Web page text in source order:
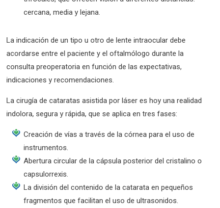
cercana, media y lejana.
La indicación de un tipo u otro de lente intraocular debe
acordarse entre el paciente y el oftalmólogo durante la
consulta preoperatoria en función de las expectativas,
indicaciones y recomendaciones.
La cirugía de cataratas asistida por láser es hoy una realidad
indolora, segura y rápida, que se aplica en tres fases:
Creación de vías a través de la córnea para el uso de
instrumentos.
Abertura circular de la cápsula posterior del cristalino o
capsulorrexis.
La división del contenido de la catarata en pequeños
fragmentos que facilitan el uso de ultrasonidos.